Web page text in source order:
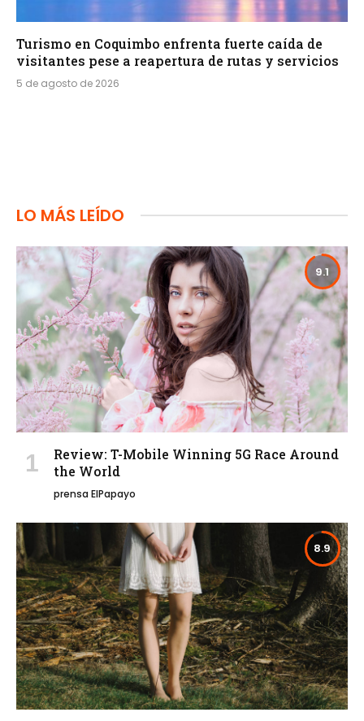
Turismo en Coquimbo enfrenta fuerte caída de
visitantes pese a reapertura de rutas y servicios
5 de agosto de 2026
LO MÁS LEÍDO
9.1
Review: T-Mobile Winning 5G Race Around
the World
prensa ElPapayo
8.9